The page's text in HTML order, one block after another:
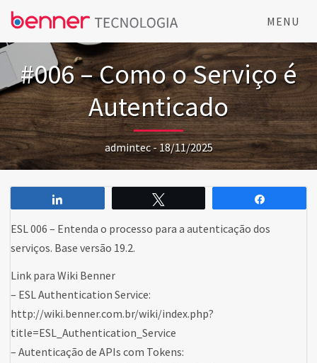
MENU
#006 – Como o Serviço é
Autenticado
admintec - 18/11/2025
ESL 006 – Entenda o processo para a autenticação dos
serviços. Base versão 19.2.
Link para Wiki Benner
– ESL Authentication Service:
http://wiki.benner.com.br/wiki/index.php?
title=ESL_Authentication_Service
– Autenticação de APIs com Tokens: